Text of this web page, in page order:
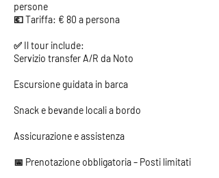
persone
💶 Tariffa: € 80 a persona
✅ Il tour include:
Servizio transfer A/R da Noto
Escursione guidata in barca
Snack e bevande locali a bordo
Assicurazione e assistenza
📅 Prenotazione obbligatoria – Posti limitati